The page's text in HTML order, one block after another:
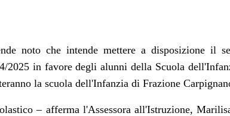
noto che intende mettere a disposizione il
2025 in favore degli alunni della Scuola
la scuola dell'Infanzia di Frazione
– afferma l'Assessora all'Istruzione,